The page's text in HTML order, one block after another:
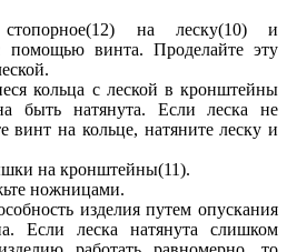
на леску(10) и
помощью винта. Проделайте эту
кольца с леской в кронштейны
быть натянута. Если леска не
винт на кольце, натяните леску и
на кронштейны(11).
ножницами.
изделия путем опускания
Если леска натянута слишком